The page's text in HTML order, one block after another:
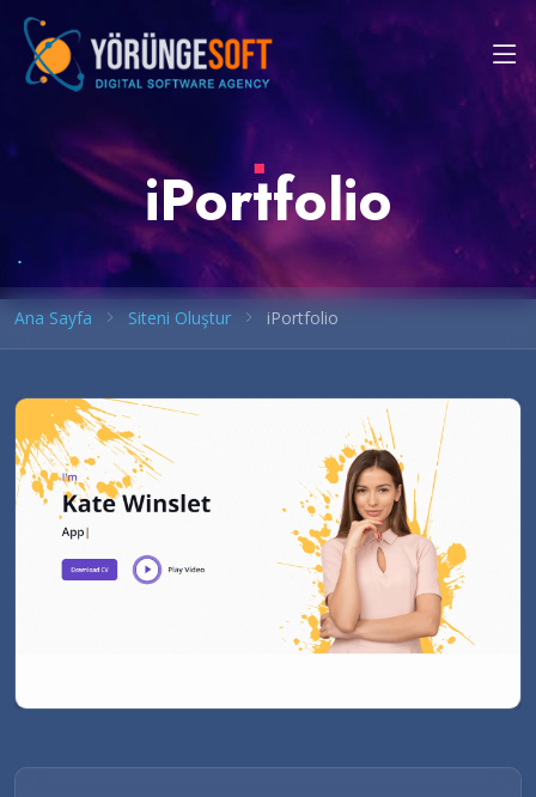
iPortfolio
Ana Sayfa Siteni Oluştur iPortfolio